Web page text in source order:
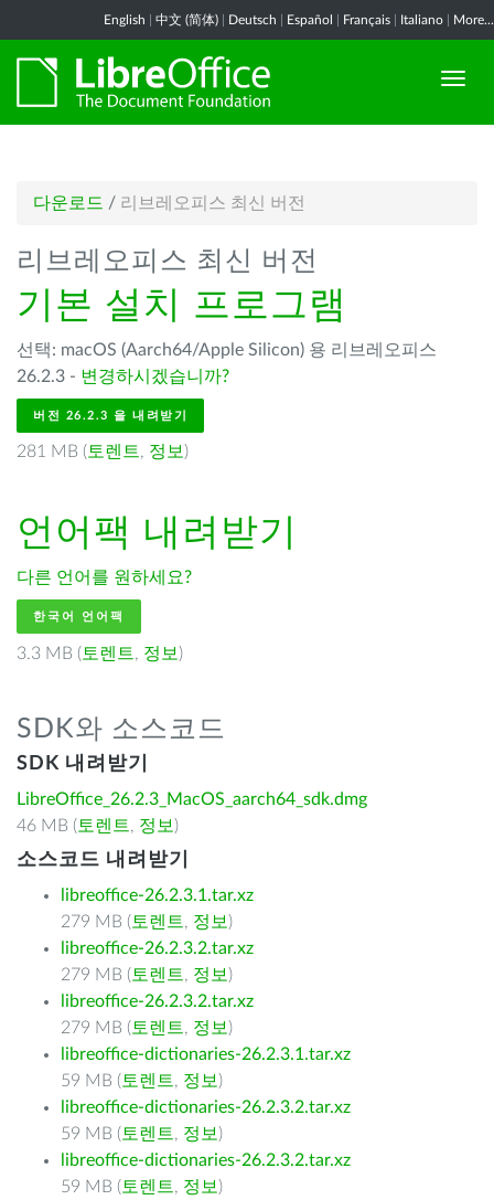
English 中文 (简体) Deutsch Español Français Italiano More...
다운로드 / 리브레오피스 최신 버전
리브레오피스 최신 버전
기본 설치 프로그램
선택: macOS (Aarch64/Apple Silicon) 용 리브레오피스
26.2.3 - 변경하시겠습니까?
버전 26.2.3 을 내려받기
281 MB ( 토렌트, 정보 )
언어팩 내려받기
다른 언어를 원하세요?
한국어 언어팩
3.3 MB ( 토렌트, 정보 )
SDK와 소스코드
SDK 내려받기
LibreOffice_26.2.3_MacOS_aarch64_sdk.dmg
46 MB ( 토렌트, 정보 )
소스코드 내려받기
libreoffice-26.2.3.1.tar.xz
279 MB ( 토렌트, 정보 )
libreoffice-26.2.3.2.tar.xz
279 MB ( 토렌트, 정보 )
libreoffice-26.2.3.2.tar.xz
279 MB ( 토렌트, 정보 )
libreoffice-dictionaries-26.2.3.1.tar.xz
59 MB ( 토렌트, 정보 )
libreoffice-dictionaries-26.2.3.2.tar.xz
59 MB ( 토렌트, 정보 )
libreoffice-dictionaries-26.2.3.2.tar.xz
59 MB ( 토렌트, 정보 )